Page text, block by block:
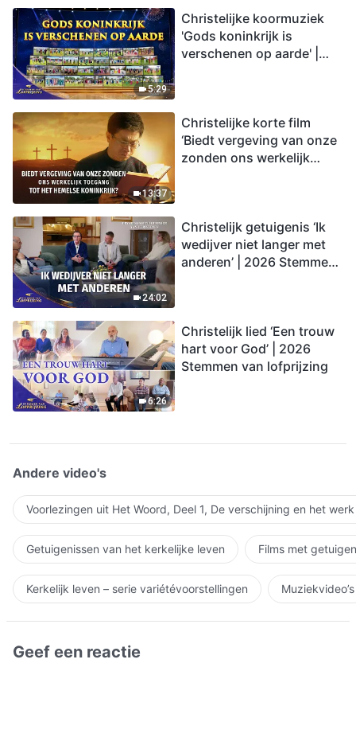
5:29
Christelijke koormuziek
'Gods koninkrijk is
verschenen op aarde' |
13:37
Christelijke korte film
‘Biedt vergeving van onze
zonden ons werkelijk
24:02
Christelijk getuigenis ‘Ik
wedijver niet langer met
anderen’ | 2026 Stemmen
6:26
Christelijk lied ‘Een trouw
hart voor God’ | 2026
Stemmen van lofprijzing
Andere video's
Voorlezingen uit Het Woord, Deel 1, De verschijning en het
Getuigenissen van het kerkelijke leven Films met
Kerkelijk leven – serie variétévoorstellingen Muziekvideo’s
Geef een reactie